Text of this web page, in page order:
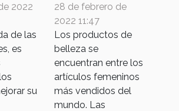
de
2022
de las
es
su
productos
LANEIGE
28 de febrero de
2022 11:47
Los productos de
belleza se
encuentran entre los
artículos femeninos
más vendidos del
mundo. Las